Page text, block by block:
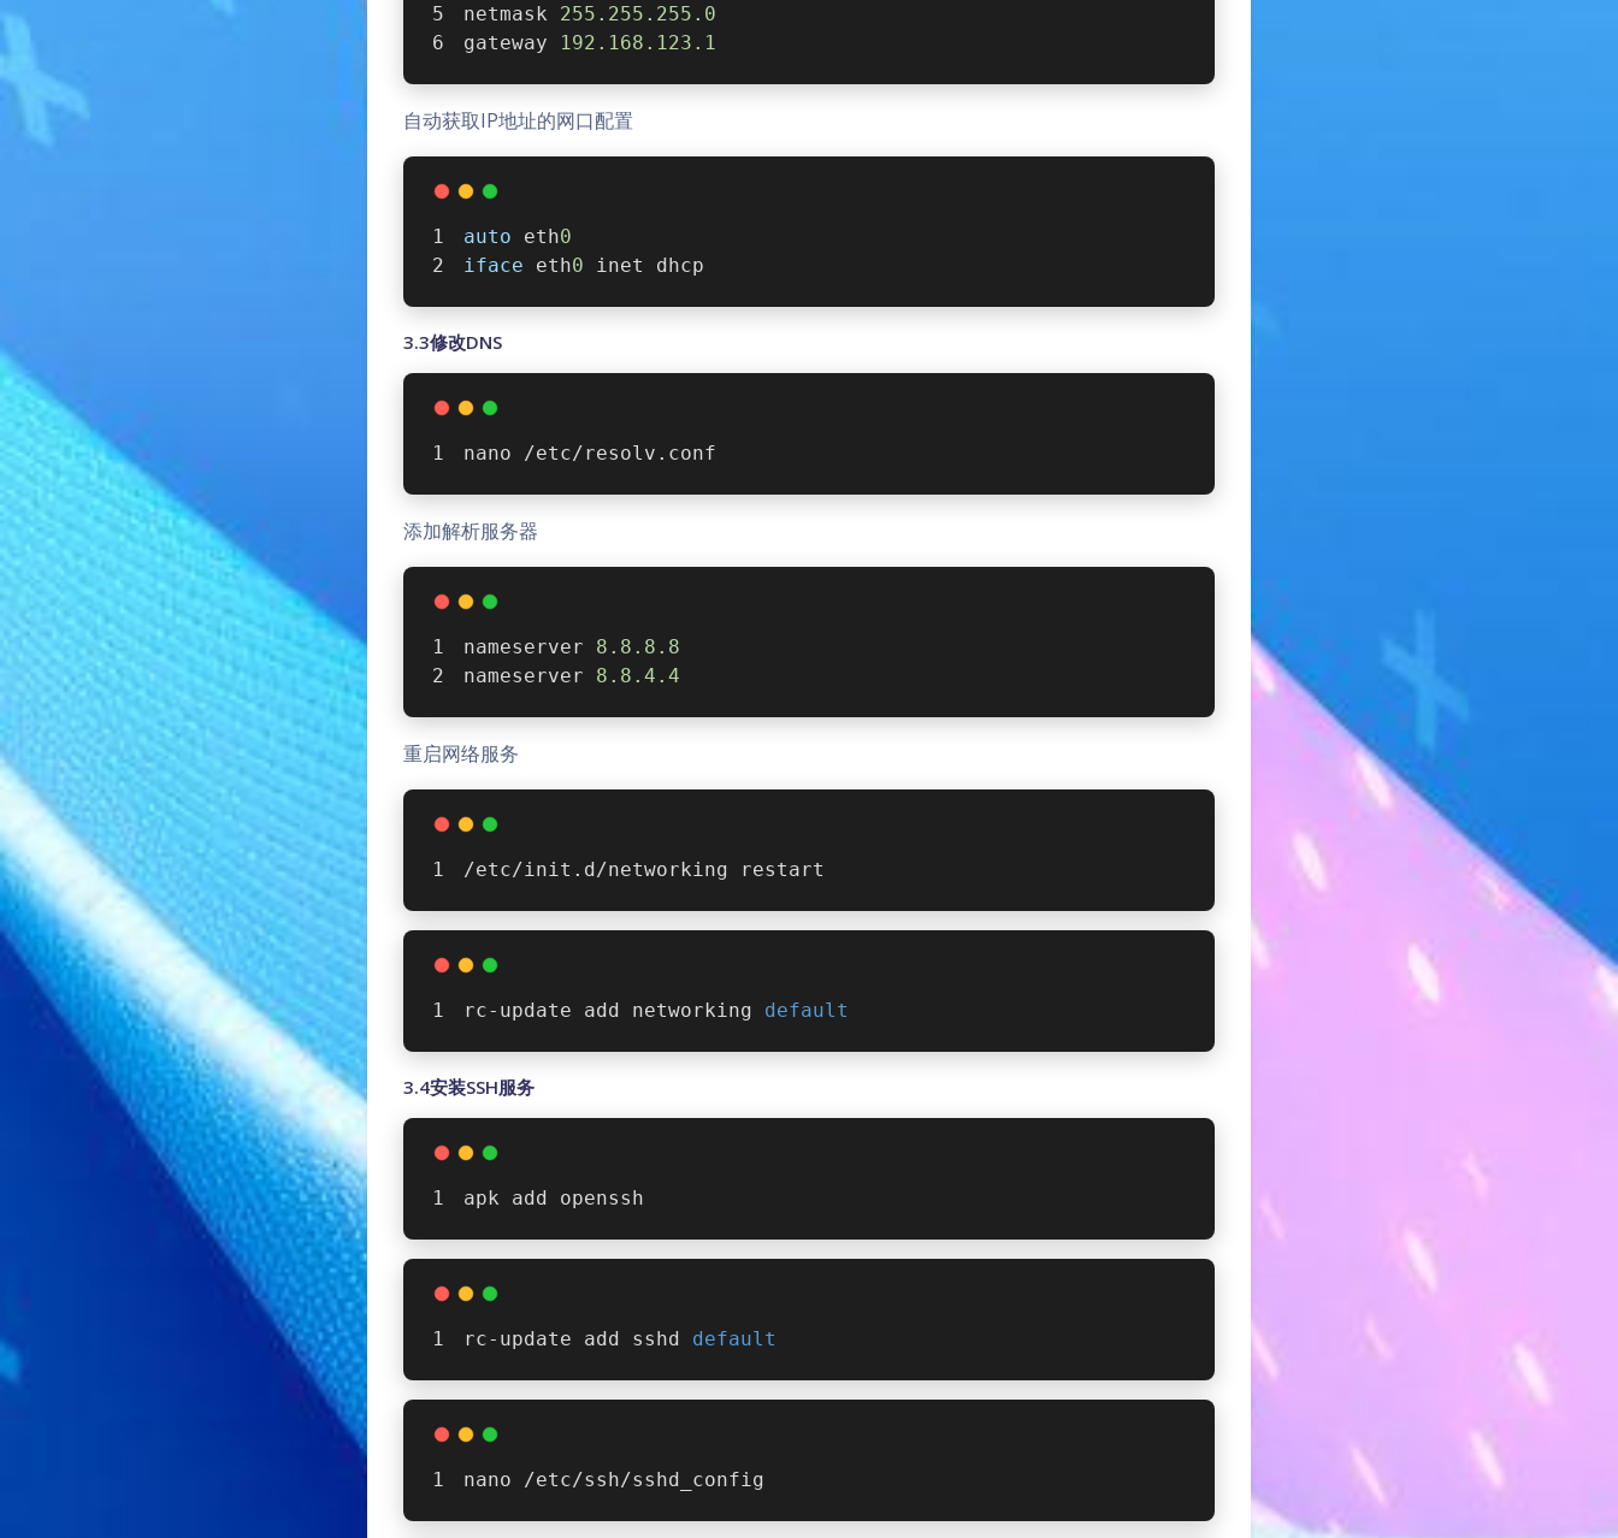
netmask 255.255 .255 .0
gateway
192.168 .123 .1
自动获取IP地址的网口配置
auto eth0
iface eth0 inet dhcp
3.3修改DNS
nano /etc/resolv.conf
添加解析服务器
nameserver 8.8 .8 .8
nameserver 8.8 .4 .4
重启网络服务
/etc/init.d/networking restart
rc-update add networking default
3.4安装SSH服务
apk add openssh
rc-update add sshd default
nano /etc/ssh/sshd_config